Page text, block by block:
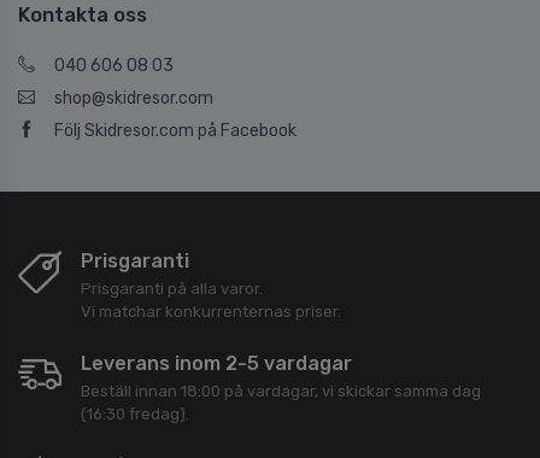
Kontakta oss
040 606 08 03
shop@skidresor.com
Följ Skidresor.com på Facebook
Prisgaranti
Prisgaranti på alla varor.
Vi matchar konkurrenternas priser.
Leverans inom 2-5 vardagar
Beställ innan 18:00 på vardagar, vi skickar samma dag
(16:30 fredag).